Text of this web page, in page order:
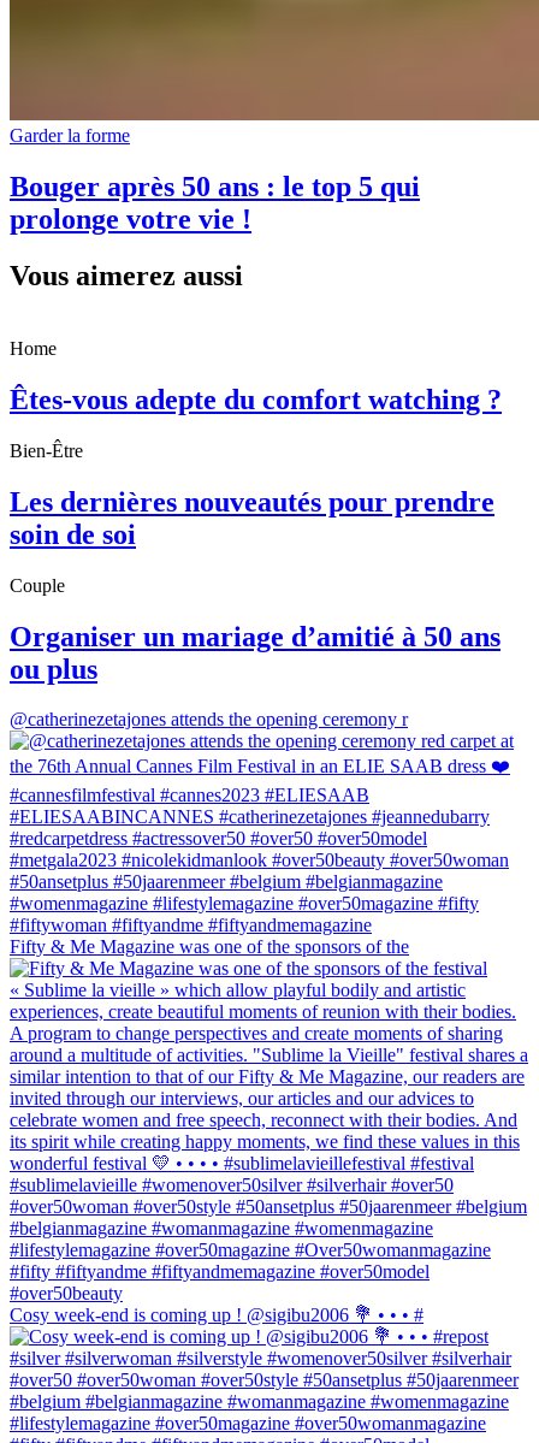
Garder la forme
Bouger après 50 ans : le top 5 qui
prolonge votre vie !
Vous aimerez aussi
Home
Êtes-vous adepte du comfort watching ?
Bien-Être
Les dernières nouveautés pour prendre
soin de soi
Couple
Organiser un mariage d’amitié à 50 ans
ou plus
@catherinezetajones attends the opening ceremony r
Fifty & Me Magazine was one of the sponsors of the
Cosy week-end is coming up ! @sigibu2006 💐 • • • #